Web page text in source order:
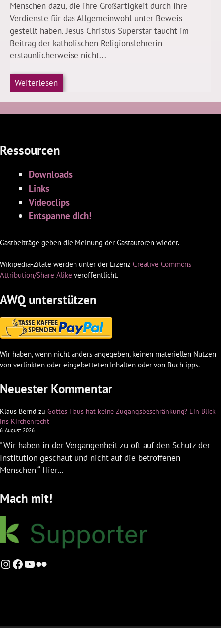
Menschen dazu, die ihre Großartigkeit durch ihre
Verdienste für das Allgemeinwohl unter Beweis
gestellt haben. Jesus Christus Superstar taucht im
Beitrag der katholischen Religionslehrerin
erstaunlicherweise nicht...
Weiterlesen
Ressourcen
Downloads
Links
Videoclips
Entspanne dich!
Gastbeiträge geben die Meinung der Gastautoren wieder.
Wikipedia-Zitate werden unter der Lizenz Creative Commons
Attribution/Share Alike veröffentlicht.
AWQ unterstützen
Wir haben, wenn nicht anders angegeben, keinen materiellen Nutzen
von verlinkten oder eingebetteten Inhalten oder von Buchtipps.
Neuester Kommentar
Klaus Bernd zu Gottes Haus hat keine Zugangsbeschränkung? Ein Blick
ins Kirchenrecht
6. August 2026
"Wir haben in der Vergangenheit zu oft auf den Schutz der
Institution geschaut und nicht auf die betroffenen
Menschen.“ Hier…
Mach mit!
Instagram
Facebook
YouTube
Flickr